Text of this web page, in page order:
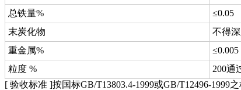
总铁量%
≤0.05
末炭化物
不得
重金属%
≤0.005
粒度 %
200通
[ 验收标准 ]按国标GB/T13803.4-1999或GB/T12496-1999之